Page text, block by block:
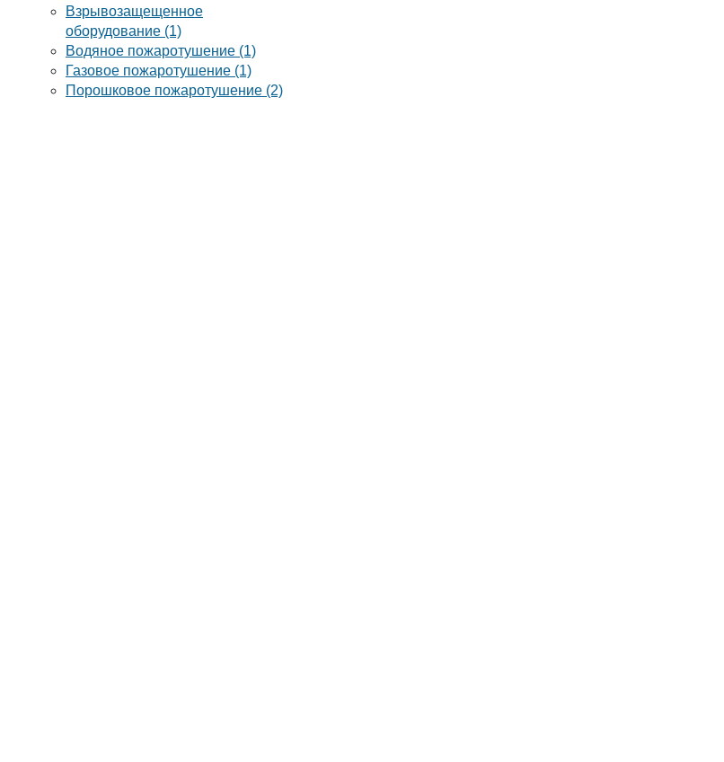
Взрывозащещенное
оборудование (1)
Водяное пожаротушение (1)
Газовое пожаротушение (1)
Порошковое пожаротушение (2)